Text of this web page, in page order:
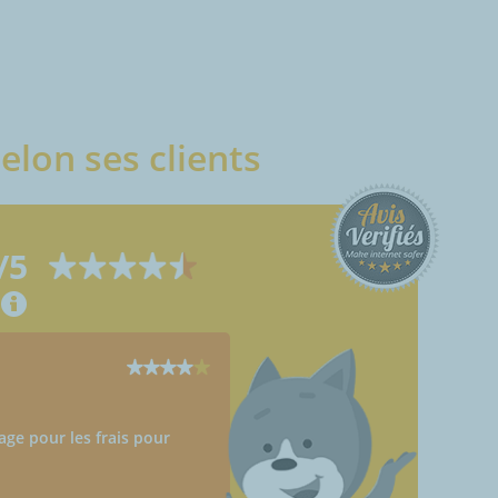
ses clients
pour les frais pour
Anonymous
Courçay (37310)
Surcout selon les jours de